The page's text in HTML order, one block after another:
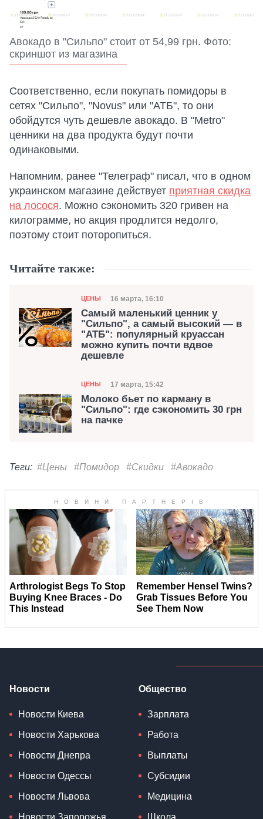
Авокадо в "Сильпо" стоит от 54,99 грн. Фото:
скриншот из магазина
Соответственно, если покупать помидоры в
сетях "Сильпо", "Novus" или "АТБ", то они
обойдутся чуть дешевле авокадо. В "Metro"
ценники на два продукта будут почти
одинаковыми.
Напомним, ранее "Телеграф" писал, что в одном
украинском магазине действует приятная скидка
на лосося. Можно сэкономить 320 гривен на
килограмме, но акция продлится недолго,
поэтому стоит поторопиться.
Читайте также:
Категория
ЦЕНЫ Дата публикации
16 марта, 16:10
Самый маленький ценник у
"Сильпо", а самый высокий — в
"АТБ": популярный круассан
можно купить почти вдвое
дешевле
Категория
ЦЕНЫ Дата публикации
17 марта, 15:42
Молоко бьет по карману в
"Сильпо": где сэкономить 30 грн
на пачке
Теги: #Цены #Помидор #Скидки #Авокадо
Новости
Новости Киева
Новости Харькова
Новости Днепра
Новости Одессы
Новости Львова
Общество
Зарплата
Работа
Выплаты
Субсидии
Медицина